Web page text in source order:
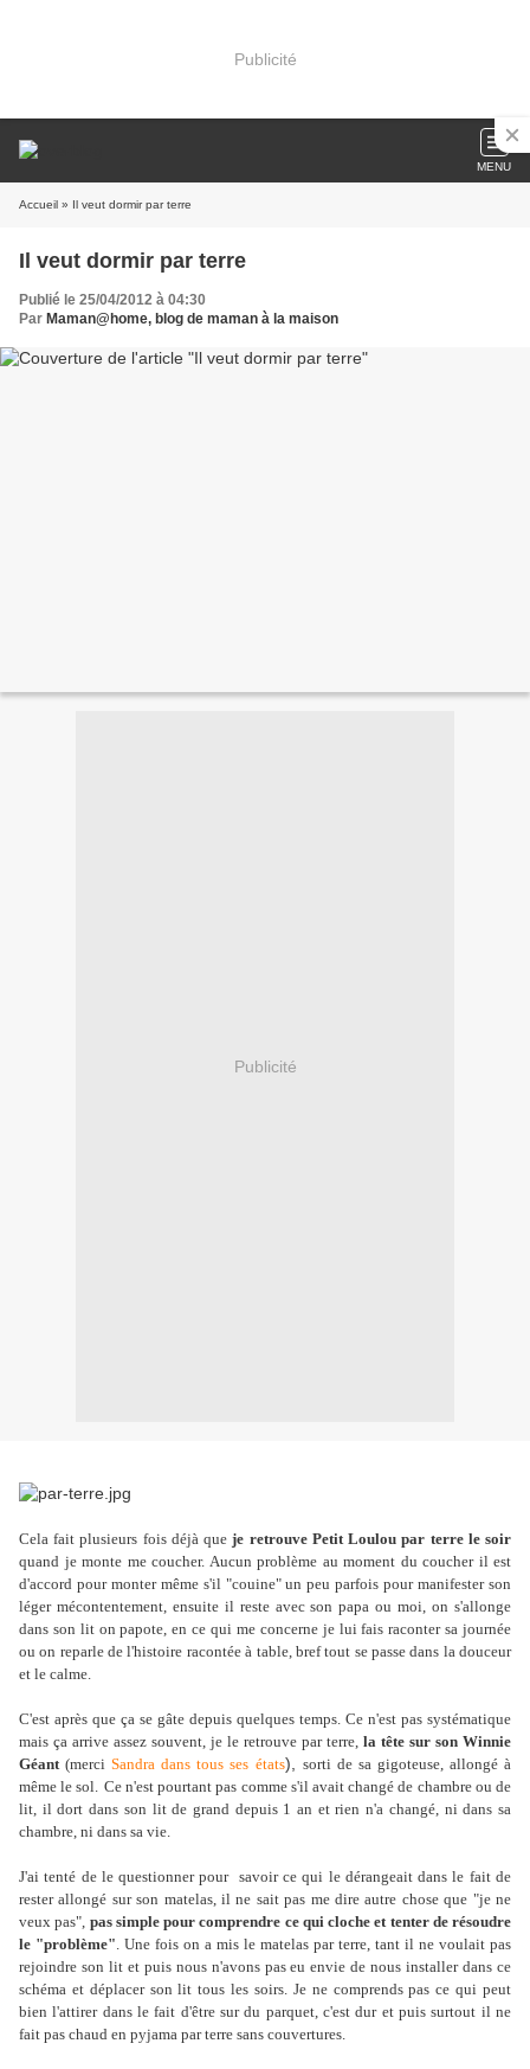
Publicité
MENU
Accueil » Il veut dormir par terre
Il veut dormir par terre
Publié le 25/04/2012 à 04:30
Par Maman@home, blog de maman à la maison
Publicité
Cela fait plusieurs fois déjà queje retrouve Petit Loulou par terre le soir
quand je monte me coucher. Aucun problème au moment du coucher il est
d'accord pour monter même s'il "couine" un peu parfois pour manifester son
léger mécontentement, ensuite il reste avec son papa ou moi, on s'allonge
dans son lit on papote, en ce qui me concerne je lui fais raconter sa journée
ou on reparle de l'histoire racontée à table, bref tout se passe dans la douceur
et le calme.
C'est après que ça se gâte depuis quelques temps. Ce n'est pas systématique
mais ça arrive assez souvent, je le retrouve par terre, la tête sur son Winnie
Géant(merciSandra dans tous ses états), sorti de sa gigoteuse, allongé à
même le sol. Ce n'est pourtant pas comme s'il avait changé de chambre ou de
lit, il dort dans son lit de grand depuis 1 an et rien n'a changé, ni dans sa
chambre, ni dans sa vie.
J'ai tenté de le questionner pour savoir ce qui le dérangeait dans le fait de
rester allongé sur son matelas, il ne sait pas me dire autre chose que "je ne
veux pas", pas simple pour comprendre ce qui cloche et tenter de résoudre
le "problème". Une fois on a mis le matelas par terre, tant il ne voulait pas
rejoindre son lit et puis nous n'avons pas eu envie de nous installer dans ce
schéma et déplacer son lit tous les soirs. Je ne comprends pas ce qui peut
bien l'attirer dans le fait d'être sur du parquet, c'est dur et puis surtout il ne
fait pas chaud en pyjama par terre sans couvertures.